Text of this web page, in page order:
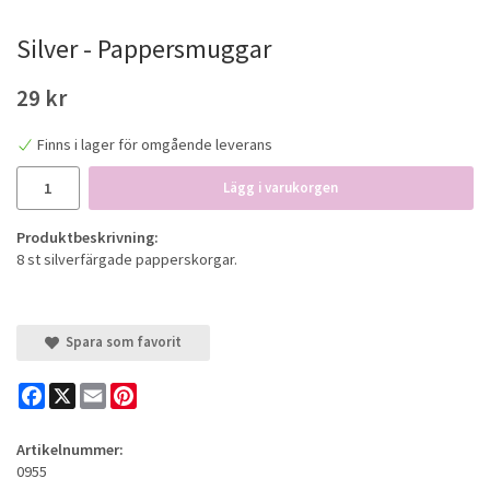
Silver - Pappersmuggar
29 kr
Finns i lager för omgående leverans
Lägg i varukorgen
Produktbeskrivning:
8 st silverfärgade papperskorgar.
Spara som favorit
Facebook
X Email
Artikelnummer:
0955